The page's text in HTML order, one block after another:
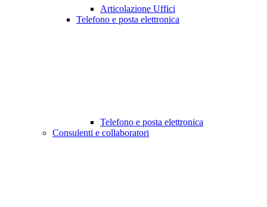
Articolazione Uffici
Telefono e posta elettronica
Telefono e posta elettronica
Consulenti e collaboratori